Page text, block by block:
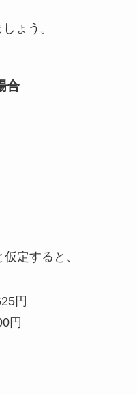
ょう。
合
定すると、
円
円